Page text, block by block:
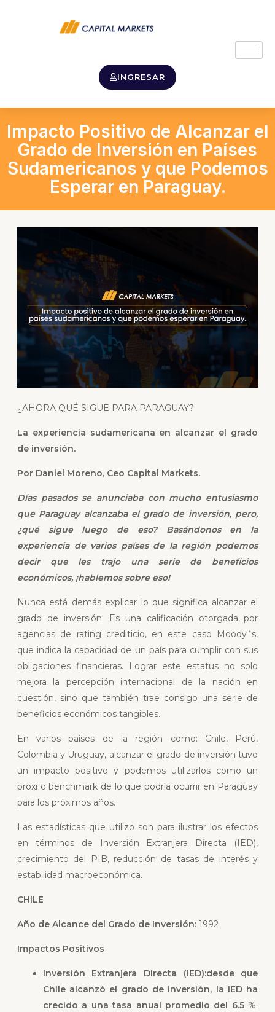
INGRESAR
Impacto Positivo de Alcanzar el
Grado de Inversión en Países
Sudamericanos y que Podemos
Esperar en Paraguay.
¿AHORA QUÉ SIGUE PARA PARAGUAY?
La experiencia sudamericana en alcanzar el grado
de inversión.
Por Daniel Moreno, Ceo Capital Markets.
Días pasados se anunciaba con mucho entusiasmo
que Paraguay alcanzaba el grado de inversión, pero,
¿qué sigue luego de eso? Basándonos en la
experiencia de varios países de la región podemos
decir que les trajo una serie de beneficios
económicos, ¡hablemos sobre eso!
Nunca está demás explicar lo que significa alcanzar el
grado de inversión. Es una calificación otorgada por
agencias de rating crediticio, en este caso Moody´s,
que indica la capacidad de un país para cumplir con sus
obligaciones financieras. Lograr este estatus no solo
mejora la percepción internacional de la nación en
cuestión, sino que también trae consigo una serie de
beneficios económicos tangibles.
En varios países de la región como: Chile, Perú,
Colombia y Uruguay, alcanzar el grado de inversión tuvo
un impacto positivo y podemos utilizarlos como un
proxi o benchmark de lo que podría ocurrir en Paraguay
para los próximos años.
Las estadísticas que utilizo son para ilustrar los efectos
en términos de Inversión Extranjera Directa (IED),
crecimiento del PIB, reducción de tasas de interés y
estabilidad macroeconómica.
CHILE
Año de Alcance del Grado de Inversión:1992
Impactos Positivos
Inversión Extranjera Directa (IED):desde que
Chile alcanzó el grado de inversión, la IED ha
crecido a una tasa anual promedio del 6.5%.